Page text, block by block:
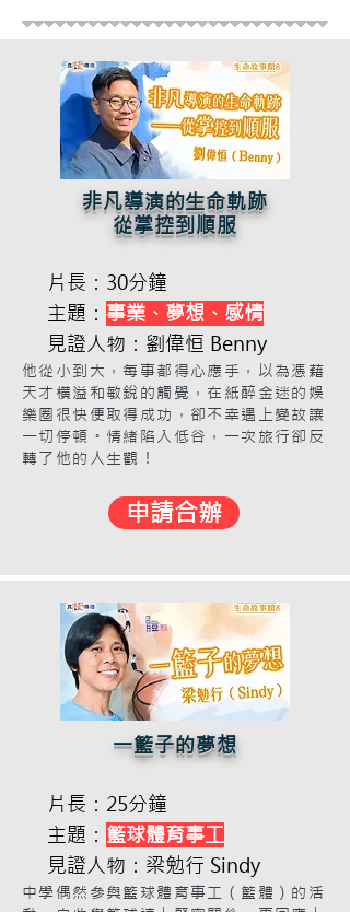
非凡導演的生命軌跡
從掌控到順服
片長：30分鐘
主題： 事業、夢想、感情
見證人物：劉偉恒 Benny
他從小到大，每事都得心應手，以為憑藉
天才橫溢和敏銳的觸覺，在紙醉金迷的娛
樂圈很快便取得成功，卻不幸遇上變故讓
一切停頓。情緒陷入低谷，一次旅行卻反
轉了他的人生觀！
申請合辦
一籃子的夢想
片長：25分鐘
主題： 籃球體育事工
見證人物：梁勉行 Sindy
中學偶然參與籃球體育事工（籃體）的活